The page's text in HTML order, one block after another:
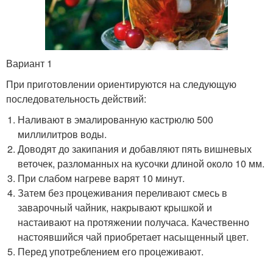
Вариант 1
При приготовлении ориентируются на следующую
последовательность действий:
Наливают в эмалированную кастрюлю 500
миллилитров воды.
Доводят до закипания и добавляют пять вишневых
веточек, разломанных на кусочки длиной около 10 мм.
При слабом нагреве варят 10 минут.
Затем без процеживания переливают смесь в
заварочный чайник, накрывают крышкой и
настаивают на протяжении получаса. Качественно
настоявшийся чай приобретает насыщенный цвет.
Перед употреблением его процеживают.